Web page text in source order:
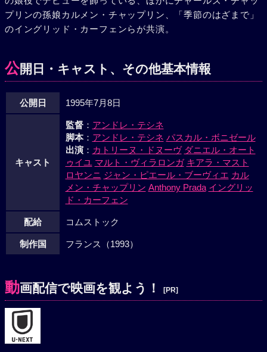
プリンの孫娘カルメン・チャップリン、「季節のはざまで」
のイングリッド・カーフェンらが共演。
公開日・キャスト、その他基本情報
公開日 1995年7月8日
キャスト
監督： アンドレ・テシネ
脚本： アンドレ・テシネ パスカル・ボニゼール
出演： カトリーヌ・ドヌーヴ ダニエル・オート
ゥイユ マルト・ヴィラロンガ キアラ・マスト
ロヤンニ ジャン・ピエール・ブーヴィエ カル
メン・チャップリン Anthony Prada イングリッ
ド・カーフェン
配給 コムストック
制作国 フランス（1993）
動画配信で映画を観よう！ [PR]